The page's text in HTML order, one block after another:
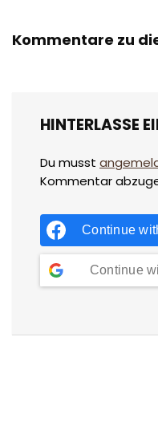
Kommentare zu
HINTERLASSE
Du musst
Kommentar
Continue
Continue